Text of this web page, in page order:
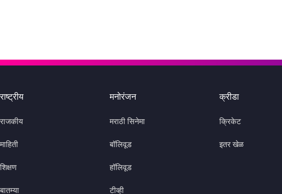
राष्ट्रीय
राजकीय
माहिती
शिक्षण
बातम्या
मनोरंजन
मराठी सिनेमा
बॉलिवूड
हॉलिवूड
टीव्ही
क्रीडा
क्रिकेट
इतर खेळ